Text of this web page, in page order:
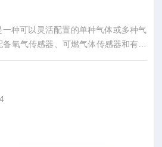
种可以灵活配置的单种气体或多种气
氧气传感器、可燃气体传感器和有毒
传感器或任选单种气体传感器。